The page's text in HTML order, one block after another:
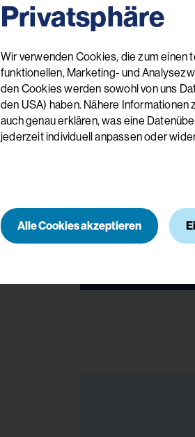
Privatsphäre
Wir verwenden Cookies, die zum einen
funktionellen, Marketing- und
den Cookies werden sowohl von uns
den USA) haben. Nähere Informationen
auch genau erklären, was eine
jederzeit individuell anpassen oder
Alle Cookies akzeptieren